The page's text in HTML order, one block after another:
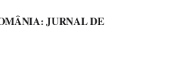
JURNAL DE